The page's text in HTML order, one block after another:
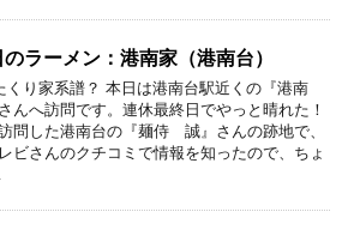
ラーメン：港南家（港南台）
くり家系譜？ 本日は港南台駅近くの『港南
んへ訪問です。連休最終日でやっと晴れた！
問した港南台の『麺侍 誠』さんの跡地で、
ビさんのクチコミで情報を知ったので、ちょ